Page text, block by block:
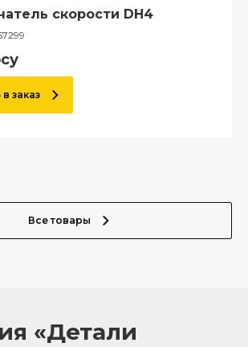
скорости DH4
заказ
Все товары
«Детали